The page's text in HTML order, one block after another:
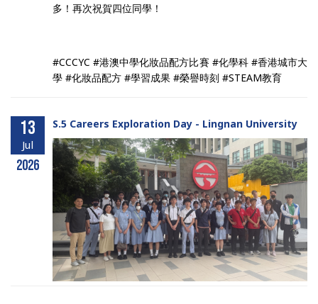
多！再次祝賀四位同學！
#CCCYC #港澳中學化妝品配方比賽 #化學科 #香港城市大
學 #化妝品配方 #學習成果 #榮譽時刻 #STEAM教育
13
Jul
2026
S.5 Careers Exploration Day - Lingnan University